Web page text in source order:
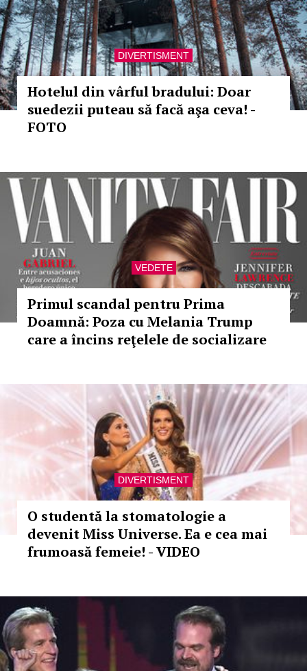
DIVERTISMENT
Hotelul din vârful bradului: Doar
suedezii puteau să facă aşa ceva! -
FOTO
VEDETE
Primul scandal pentru Prima
Doamnă: Poza cu Melania Trump
care a încins reţelele de socializare
DIVERTISMENT
O studentă la stomatologie a
devenit Miss Universe. Ea e cea mai
frumoasă femeie! - VIDEO